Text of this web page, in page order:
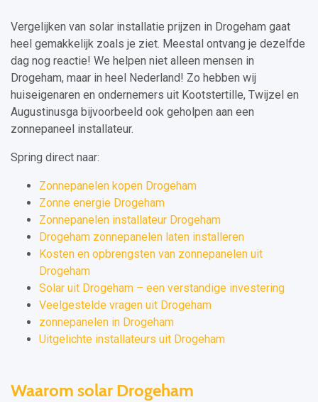
Vergelijken van solar installatie prijzen in Drogeham gaat
heel gemakkelijk zoals je ziet. Meestal ontvang je dezelfde
dag nog reactie! We helpen niet alleen mensen in
Drogeham, maar in heel Nederland! Zo hebben wij
huiseigenaren en ondernemers uit Kootstertille, Twijzel en
Augustinusga bijvoorbeeld ook geholpen aan een
zonnepaneel installateur.
Spring direct naar:
Zonnepanelen kopen Drogeham
Zonne energie Drogeham
Zonnepanelen installateur Drogeham
Drogeham zonnepanelen laten installeren
Kosten en opbrengsten van zonnepanelen uit
Drogeham
Solar uit Drogeham – een verstandige investering
Veelgestelde vragen uit Drogeham
zonnepanelen in Drogeham
Uitgelichte installateurs uit Drogeham
Waarom solar Drogeham